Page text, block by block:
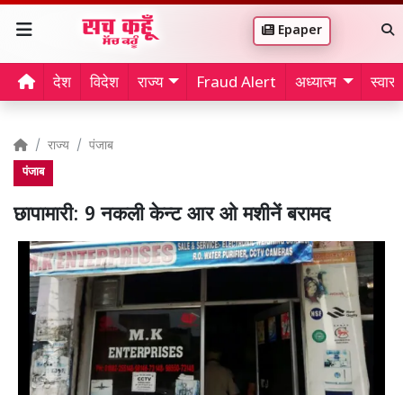
Epaper
देश विदेश राज्य Fraud Alert अध्यात्म
राज्य पंजाब
पंजाब
छापामारी: 9 नकली केन्ट आर ओ मशीनें बरामद